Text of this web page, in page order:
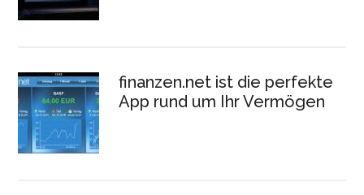
finanzen.net ist die perfekte
App rund um Ihr Vermögen